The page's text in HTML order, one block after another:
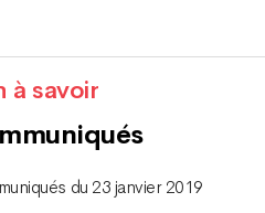
à savoir
du 23 janvier 2019